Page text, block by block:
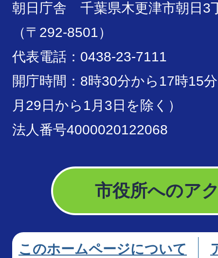
朝日庁舎 千葉県木更津市朝日3
（〒292-8501）
代表電話：0438-23-7111
開庁時間：8時30分から17時15
月29日から1月3日を除く）
法人番号4000020122068
市役所へのア
このホームページについて